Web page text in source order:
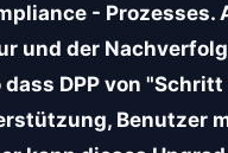
-
und der
dass DPP von
Benutzer